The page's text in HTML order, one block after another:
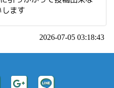
ます
2026-07-05 03:18:43